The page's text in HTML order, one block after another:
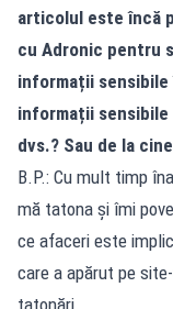
articolul este încă
cu Adronic pentru
informații
informații
dvs.? Sau de la
B.P.: Cu mult timp
mă tatona și îmi
ce afaceri este
care a apărut pe